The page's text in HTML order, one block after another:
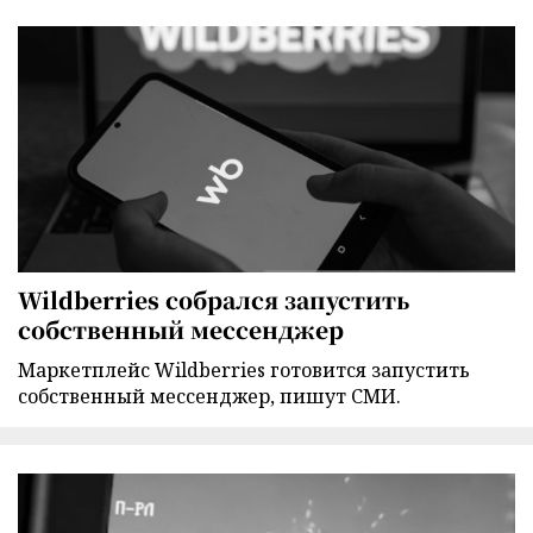
Wildberries собрался запустить
собственный мессенджер
Маркетплейс Wildberries готовится запустить
собственный мессенджер, пишут СМИ.